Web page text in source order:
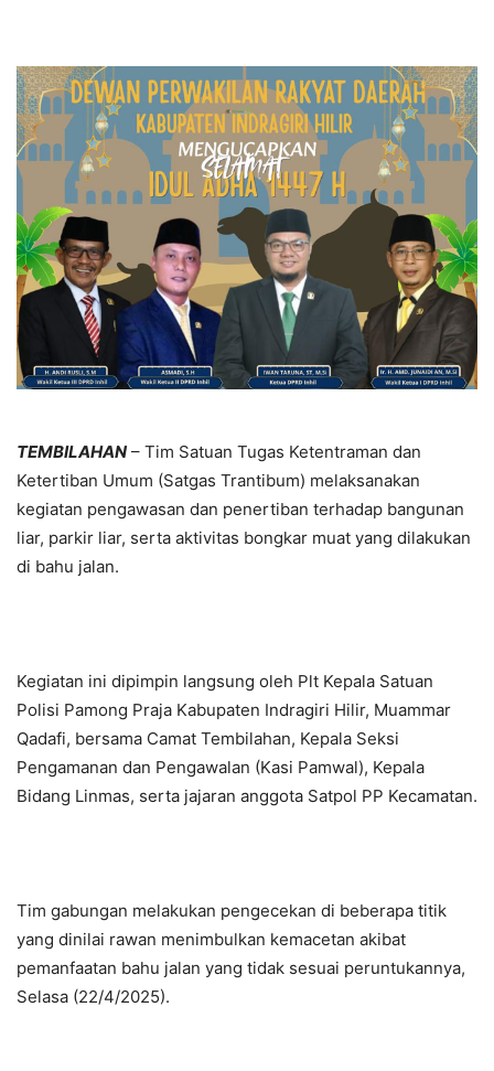
TEMBILAHAN – Tim Satuan Tugas Ketentraman dan
Ketertiban Umum (Satgas Trantibum) melaksanakan
kegiatan pengawasan dan penertiban terhadap bangunan
liar, parkir liar, serta aktivitas bongkar muat yang dilakukan
di bahu jalan.
Kegiatan ini dipimpin langsung oleh Plt Kepala Satuan
Polisi Pamong Praja Kabupaten Indragiri Hilir, Muammar
Qadafi, bersama Camat Tembilahan, Kepala Seksi
Pengamanan dan Pengawalan (Kasi Pamwal), Kepala
Bidang Linmas, serta jajaran anggota Satpol PP Kecamatan.
Tim gabungan melakukan pengecekan di beberapa titik
yang dinilai rawan menimbulkan kemacetan akibat
pemanfaatan bahu jalan yang tidak sesuai peruntukannya,
Selasa (22/4/2025).